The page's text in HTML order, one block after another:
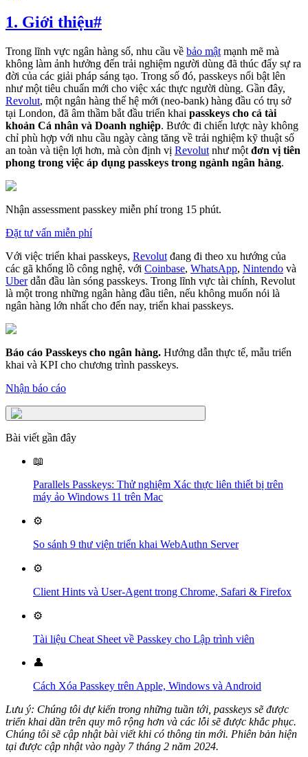
1. Giới thiệu#
Trong lĩnh vực ngân hàng số, nhu cầu về bảo mật mạnh mẽ mà
không làm ảnh hưởng đến trải nghiệm người dùng đã thúc đẩy sự ra
đời của các giải pháp sáng tạo. Trong số đó, passkeys nổi bật lên
như một tiêu chuẩn mới cho việc xác thực người dùng. Gần đây,
Revolut, một ngân hàng thế hệ mới (neo-bank) hàng đầu có trụ sở
tại London, đã âm thầm bắt đầu triển khai passkeys cho cả tài
khoản Cá nhân và Doanh nghiệp. Bước đi chiến lược này không
chỉ phù hợp với nhu cầu ngày càng tăng về trải nghiệm kỹ thuật số
an toàn và tiện lợi hơn, mà còn định vị Revolut như một đơn vị tiên
phong trong việc áp dụng passkeys trong ngành ngân hàng.
Nhận assessment passkey miễn phí trong 15 phút.
Đặt tư vấn miễn phí
Với việc triển khai passkeys, Revolut đang đi theo xu hướng của
các gã khổng lồ công nghệ, với Coinbase, WhatsApp, Nintendo và
Uberdẫn đầu làn sóng passkeys. Trong lĩnh vực tài chính, Revolut
là một trong những ngân hàng đầu tiên, nếu không muốn nói là
ngân hàng lớn nhất cho đến nay, triển khai passkeys.
Báo cáo Passkeys cho ngân hàng. Hướng dẫn thực tế, mẫu triển
khai và KPI cho chương trình passkeys.
Nhận báo cáo
Bài viết gần đây
📖
Parallels Passkeys: Thử nghiệm Xác thực liên thiết bị trên
máy ảo Windows 11 trên Mac
⚙️
So sánh 9 thư viện triển khai WebAuthn Server
⚙️
Client Hints và User-Agent trong Chrome, Safari & Firefox
⚙️
Tài liệu Cheat Sheet về Passkey cho Lập trình viên
👤
Cách Xóa Passkey trên Apple, Windows và Android
Lưu ý: Chúng tôi dự kiến trong những tuần tới, passkeys sẽ được
triển khai dần trên quy mô rộng hơn và các lỗi sẽ được khắc phục.
Chúng tôi sẽ cập nhật bài viết khi có thông tin mới. Phiên bản hiện
tại được cập nhật vào ngày 7 tháng 2 năm 2024.